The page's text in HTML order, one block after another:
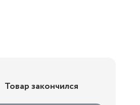
Товар закончился